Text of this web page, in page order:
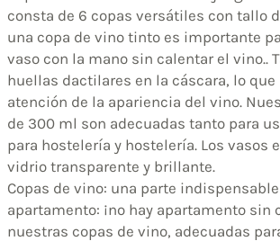
consta de 6 copas versátiles con tallo
una copa de vino tinto es importante
vaso con la mano sin calentar el vino..
huellas dactilares en la cáscara, lo
atención de la apariencia del vino.
de 300 ml son adecuadas tanto para
para hostelería y hostelería. Los vasos
vidrio transparente y brillante.
Copas de vino: una parte
apartamento: ¡no hay apartamento sin
nuestras copas de vino, adecuadas